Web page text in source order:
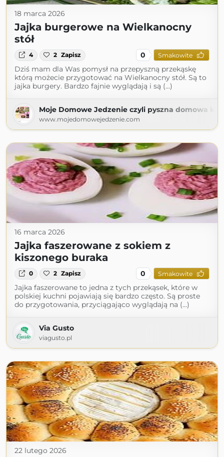
18 marca 2026
Jajka burgerowe na Wielkanocny
stół
4 2 Zapisz 0 Smakowite
Dziś mam dla Was pomysł na przepyszną przekąskę
którą możecie przygotować na Wielkanocny stół. Są to
jajka burgery. Bardzo fajnie wyglądają i są (...)
Moje Domowe Jedzenie czyli pyszna domowa
www.mojedomowejedzenie.com
16 marca 2026
Jajka faszerowane z sokiem z
kiszonego buraka
0 2 Zapisz 0 Smakowite
Jajka faszerowane to jedna z tych przekąsek, które w
polskiej kuchni pojawiają się bardzo często. Są proste
do przygotowania, przyciągająco wyglądają na (...)
Via Gusto
viagusto.pl
22 lutego 2026